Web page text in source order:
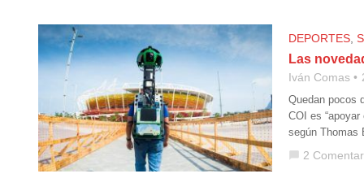
DEPORTES
Las
Iván Comas
Quedan pocos
COI es
según Thomas
chat_bubble 2